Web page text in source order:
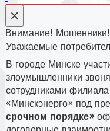
×
Внимание! Мошенники!
Уважаемые
В городе Минске
злоумышленники
сотрудниками
«Минскэнерго» под
срочном порядке»